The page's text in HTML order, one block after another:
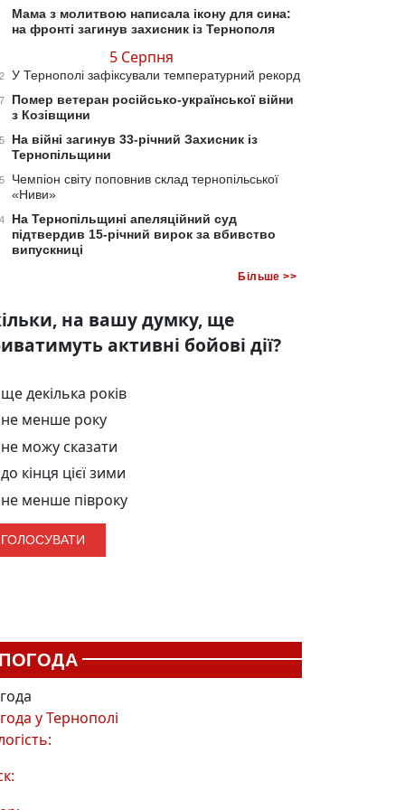
Мама з молитвою написала ікону для сина:
на фронті загинув захисник із Тернополя
5 Серпня
У Тернополі зафіксували температурний рекорд
Помер ветеран російсько-української війни
з Козівщини
На війні загинув 33-річний Захисник із
Тернопільщини
Чемпіон світу поповнив склад тернопільської
«Ниви»
На Тернопільщині апеляційний суд
підтвердив 15-річний вирок за вбивство
випускниці
Більше >>
на вашу думку, ще
активні бойові дії?
ще декілька років
не менше року
не можу сказати
до кінця цієї зими
не менше півроку
ПОГОДА
уТернополі